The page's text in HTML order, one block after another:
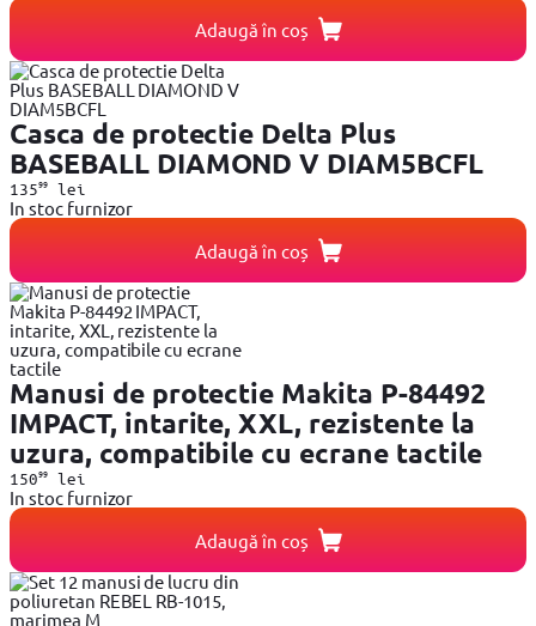
Adaugă în coș
Casca de protectie Delta Plus
BASEBALL DIAMOND V DIAM5BCFL
13599lei
In stoc furnizor
Adaugă în coș
Manusi de protectie Makita P-84492
IMPACT, intarite, XXL, rezistente la
uzura, compatibile cu ecrane tactile
15099lei
In stoc furnizor
Adaugă în coș